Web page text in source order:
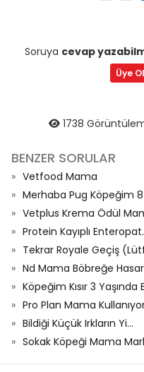
Soruya cevap
Üye Ol
1738
BENZER SORULAR
Vetfood Mama
Merhaba Pug Köpeğim 8
Vetplus Krema Ödül
Protein Kayıplı
Tekrar Royale Geçiş
Nd Mama Böbreğe Hasar
Köpeğim Kısır 3 Yaşında
Pro Plan Mama
Bildiği Küçük Irkların Yi...
Sokak Köpeği Mama